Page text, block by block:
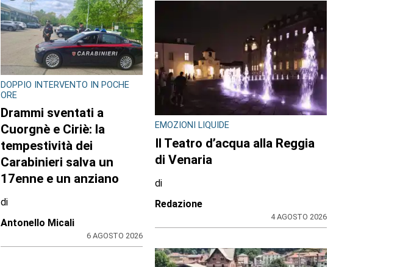
DOPPIO INTERVENTO IN POCHE
ORE
Drammi sventati a
Cuorgnè e Ciriè: la
tempestività dei
Carabinieri salva un
17enne e un anziano
di
Antonello Micali
6 AGOSTO 2026
EMOZIONI LIQUIDE
Il Teatro d’acqua alla Reggia
di Venaria
di
Redazione
4 AGOSTO 2026